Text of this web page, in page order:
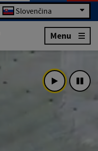
Slovenčina
Menu